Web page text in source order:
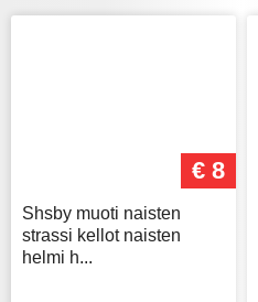
€ 8
Shsby muoti naisten
strassi kellot naisten
helmi h...